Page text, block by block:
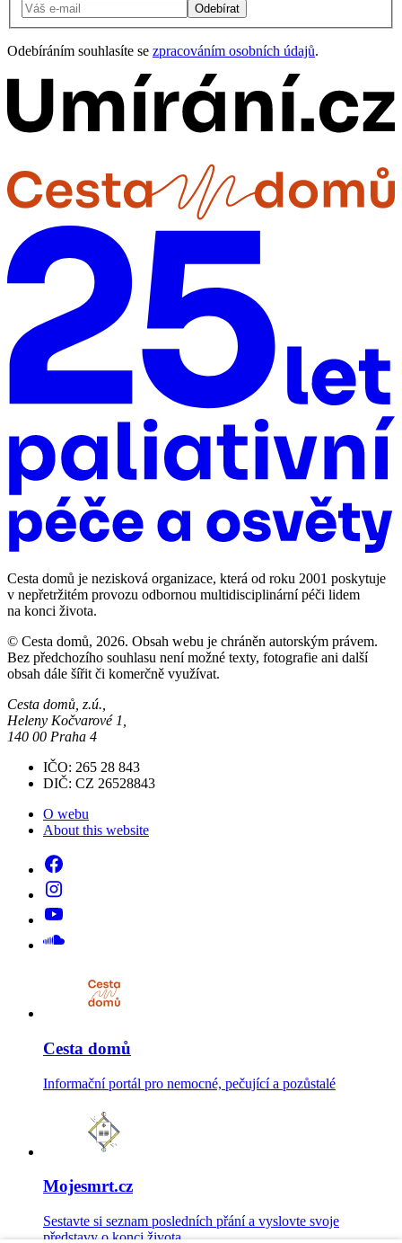
Odebírat
Odebíráním souhlasíte se zpracováním osobních údajů.
Cesta domů je nezisková organizace, která od roku 2001 poskytuje
v nepřetržitém provozu odbornou multidisciplinární péči lidem
na konci života.
© Cesta domů, 2026. Obsah webu je chráněn autorským právem.
Bez předchozího souhlasu není možné texty, fotografie ani další
obsah dále šířit či komerčně využívat.
Cesta domů, z.ú.,
Heleny Kočvarové 1,
140 00 Praha 4
IČO: 265 28 843
DIČ: CZ 26528843
O webu
About this website
Cesta domů
Informační portál pro nemocné, pečující a pozůstalé
Mojesmrt.cz
Sestavte si seznam posledních přání a vyslovte svoje
představy o konci života